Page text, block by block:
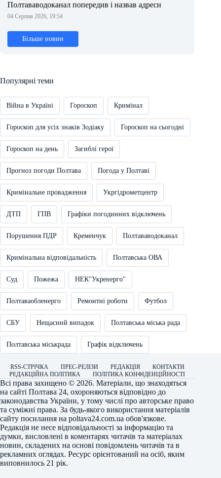
Полтававодоканал попередив і назвав адреси
04 Серпня 2026, 19:54
Більше новин
Популярні теми
Війна в Україні Гороскоп Кримінал
Гороскоп для усіх знаків Зодіаку Гороскоп на сьогодні
Гороскоп на день Загиблі герої
Прогноз погоди Полтава Погода у Полтаві
Кримінальне провадження Укргідрометцентр
ДТП ГПВ Графіки погодинних відключень
Порушення ПДР Кременчук Полтававодоканал
Кримінальна відповідальність Полтавська ОВА
Суд Пожежа НЕК"Укренерго"
Полтаваобленерго Ремонтні роботи Футбол
СБУ Нещасний випадок Полтавська міська рада
Полтавська міськрада Графік відключень
RSS-СТРІЧКА ПРЕС-РЕЛІЗИ РЕДАКЦІЯ
КОНТАКТИ
РЕДАКЦІЙНА ПОЛІТИКА
ПОЛІТИКА КОНФІДЕНЦІЙНОСТІ
Всі права захищено © 2026. Матеріали, що знаходяться
на сайті Полтава 24, охороняються відповідно до
законодавства України, у тому числі про авторське право
та суміжні права. За будь-якого використання матеріалів
сайту посилання на poltava24.com.ua обов'язкове.
Редакція не несе відповідальності за інформацію та
думки, висловлені в коментарях читачів та матеріалах
новин, складених на основі повідомлень читачів та в
рекламних оглядах. Ресурс орієнтований на осіб, яким
виповнилось 21 рік.